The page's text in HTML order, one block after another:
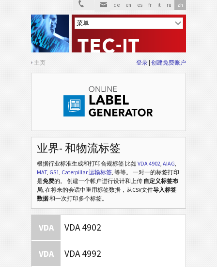
de en es fr it ru zh
主页 登录 创建免费账户
业界- 和物流标签
根据行业标准生成和打印合规标签 比如 VDA 4902, AIAG,
MAT, GS1, Caterpillar 运输标签, 等等。 一对一的标签打印
是免费的。 创建一个帐户进行设计和上传 自定义标签布
局, 在将来的会话中重用标签数据，从CSV文件导入标签
数据和一次打印多个标签。
VDA VDA 4902
VDA VDA 4992